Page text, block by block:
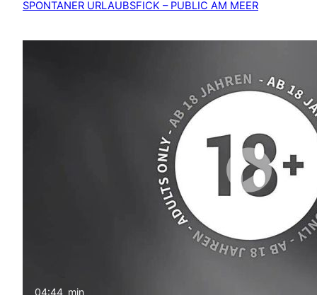
SPONTANER URLAUBSFICK – PUBLIC AM MEER
04:44 min